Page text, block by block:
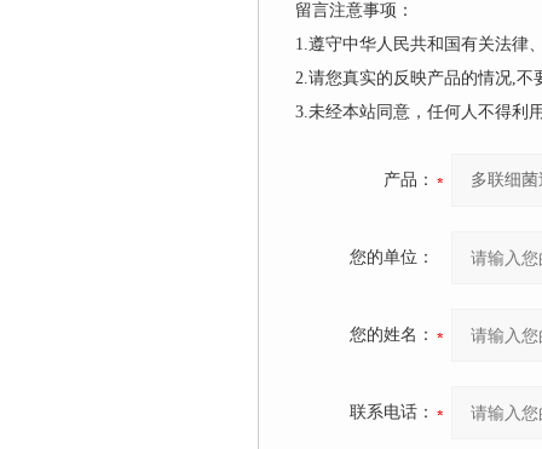
留言注意事项：
1.遵守中华人民共和国有关法律
2.请您真实的反映产品的情况,
3.未经本站同意，任何人不得利
产品：
您的单位：
您的姓名：
联系电话：